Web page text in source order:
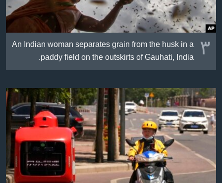
٣ An Indian woman separates grain from the husk in a
paddy field ​on the outskirts of Gauhati, India.